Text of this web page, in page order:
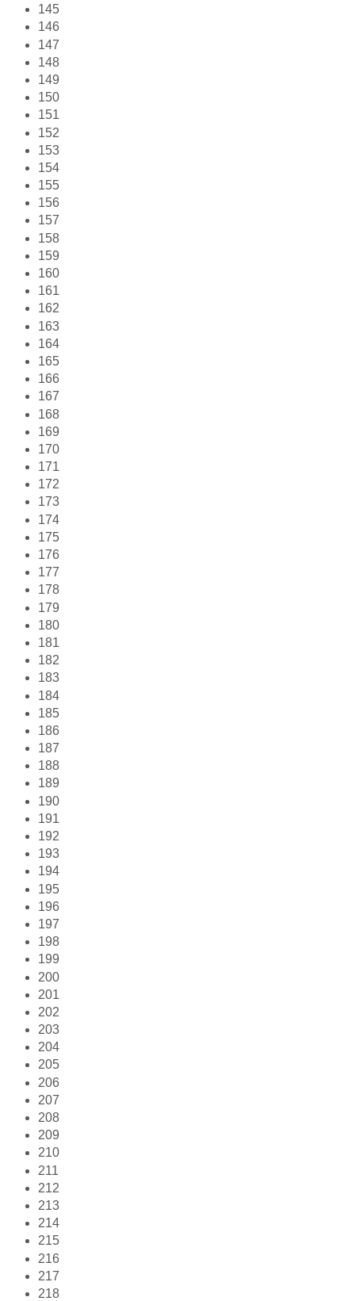
145
146
147
148
149
150
151
152
153
154
155
156
157
158
159
160
161
162
163
164
165
166
167
168
169
170
171
172
173
174
175
176
177
178
179
180
181
182
183
184
185
186
187
188
189
190
191
192
193
194
195
196
197
198
199
200
201
202
203
204
205
206
207
208
209
210
211
212
213
214
215
216
217
218